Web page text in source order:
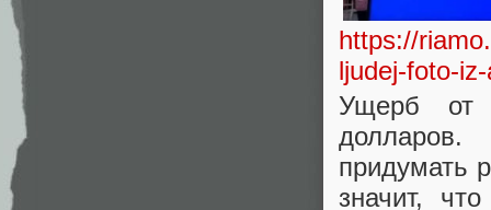
https://
ljudej-foto-
Ущерб от
придумать
значит,